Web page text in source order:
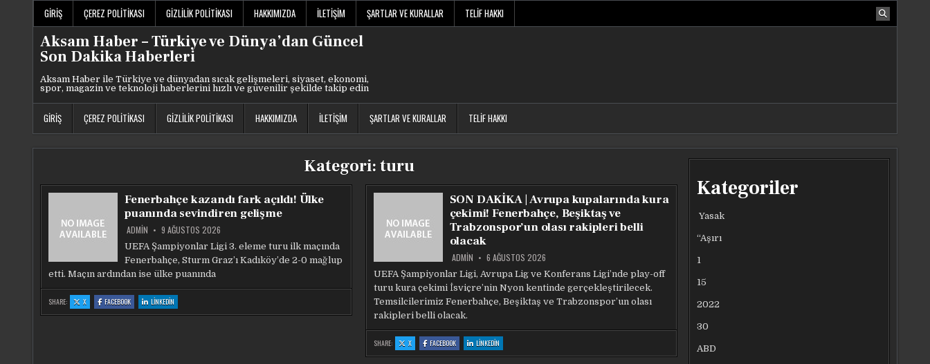
GIRIŞ ÇEREZ POLITIKASI GIZLILIK POLITIKASI HAKKIMIZDA İLETIŞIM ŞARTLAR VE KURALLAR TELIF HAKKI
Aksam Haber – Türkiye ve Dünya’dan Güncel
Son Dakika Haberleri
Aksam Haber ile Türkiye ve dünyadan sıcak gelişmeleri, siyaset, ekonomi,
spor, magazin ve teknoloji haberlerini hızlı ve güvenilir şekilde takip edin
GIRIŞ ÇEREZ POLITIKASI GIZLILIK POLITIKASI HAKKIMIZDA İLETIŞIM ŞARTLAR VE KURALLAR TELIF HAKKI
Kategori:turu
Fenerbahçe kazandı fark açıldı! Ülke
puanında sevindiren gelişme
ADMIN 9 AĞUSTOS 2026
UEFA Şampiyonlar Ligi 3. eleme turu ilk maçında
Fenerbahçe, Sturm Graz’ı Kadıköy’de 2-0 mağlup
etti. Maçın ardından ise ülke puanında
SHARE: X:
FENERBAHÇE
KAZANDI
FACEBOOK:
FENERBAHÇE
KAZANDI
LINKEDIN
FENERBAHÇE
KAZANDI
SON DAKİKA | Avrupa kupalarında kura
çekimi! Fenerbahçe, Beşiktaş ve
Trabzonspor’un olası rakipleri belli
olacak
ADMIN 6 AĞUSTOS 2026
UEFA Şampiyonlar Ligi, Avrupa Lig ve Konferans Ligi’nde play-off
turu kura çekimi İsviçre’nin Nyon kentinde gerçekleştirilecek.
Temsilcilerimiz Fenerbahçe, Beşiktaş ve Trabzonspor’un olası
rakipleri belli olacak.
SHARE: X:
SON
DAKİKA
FACEBOOK:
SON
DAKİKA
LINKEDIN:
SON
DAKİKA
Kategoriler
Yasak
“Aşırı
1
15
2022
30
ABD